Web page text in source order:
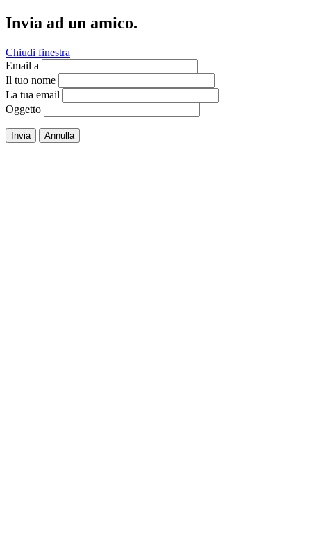
Invia ad un amico.
Chiudi finestra
Email a
Il tuo nome
La tua email
Oggetto
Invia Annulla